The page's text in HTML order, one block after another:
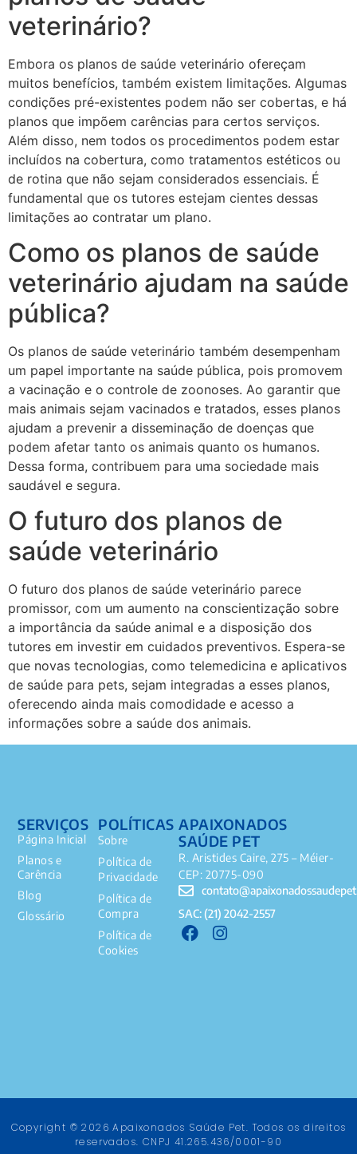
veterinário?
Embora os planos de saúde veterinário ofereçam
muitos benefícios, também existem limitações. Algumas
condições pré-existentes podem não ser cobertas, e há
planos que impõem carências para certos serviços.
Além disso, nem todos os procedimentos podem estar
incluídos na cobertura, como tratamentos estéticos ou
de rotina que não sejam considerados essenciais. É
fundamental que os tutores estejam cientes dessas
limitações ao contratar um plano.
Como os planos de saúde
veterinário ajudam na saúde
pública?
Os planos de saúde veterinário também desempenham
um papel importante na saúde pública, pois promovem
a vacinação e o controle de zoonoses. Ao garantir que
mais animais sejam vacinados e tratados, esses planos
ajudam a prevenir a disseminação de doenças que
podem afetar tanto os animais quanto os humanos.
Dessa forma, contribuem para uma sociedade mais
saudável e segura.
O futuro dos planos de
saúde veterinário
O futuro dos planos de saúde veterinário parece
promissor, com um aumento na conscientização sobre
a importância da saúde animal e a disposição dos
tutores em investir em cuidados preventivos. Espera-se
que novas tecnologias, como telemedicina e aplicativos
de saúde para pets, sejam integradas a esses planos,
oferecendo ainda mais comodidade e acesso a
informações sobre a saúde dos animais.
POLÍTICAS
Sobre
Política de
Privacidade
Política de
Compra
Política de
Cookies
SERVIÇOS
Página Inicial
Planos e
Carência
Blog
Glossário
APAIXONADOS
SAÚDE PET
R. Aristides Caire, 275 – Méier-
CEP: 20775-090
SAC: (21) 2042-2557
Copyright © 2026 Apaixonados Saúde Pet. Todos os direitos
reservados. CNPJ 41.265.436/0001-90